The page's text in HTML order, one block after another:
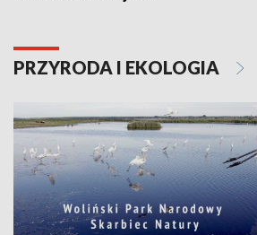
PRZYRODA I EKOLOGIA